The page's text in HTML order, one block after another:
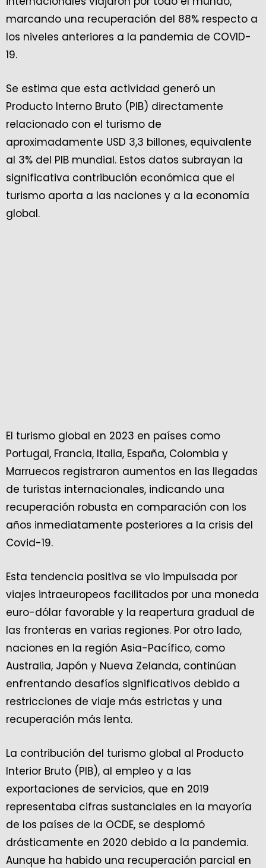
marcando una recuperación del 88% respecto a
los niveles anteriores a la pandemia de COVID-
19.
Se estima que esta actividad generó un
Producto Interno Bruto (PIB) directamente
relacionado con el turismo de
aproximadamente USD 3,3 billones, equivalente
al 3% del PIB mundial. Estos datos subrayan la
significativa contribución económica que el
turismo aporta a las naciones y a la economía
global.
El turismo global en 2023 en países como
Portugal, Francia, Italia, España, Colombia y
Marruecos registraron aumentos en las llegadas
de turistas internacionales, indicando una
recuperación robusta en comparación con los
años inmediatamente posteriores a la crisis del
Covid-19.
Esta tendencia positiva se vio impulsada por
viajes intraeuropeos facilitados por una moneda
euro-dólar favorable y la reapertura gradual de
las fronteras en varias regiones. Por otro lado,
naciones en la región Asia-Pacífico, como
Australia, Japón y Nueva Zelanda, continúan
enfrentando desafíos significativos debido a
restricciones de viaje más estrictas y una
recuperación más lenta.
La contribución del turismo global al Producto
Interior Bruto (PIB), al empleo y a las
exportaciones de servicios, que en 2019
representaba cifras sustanciales en la mayoría
de los países de la OCDE, se desplomó
drásticamente en 2020 debido a la pandemia.
Aunque ha habido una recuperación parcial en